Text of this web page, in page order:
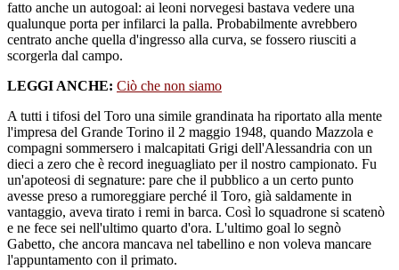
fatto anche un autogoal: ai leoni norvegesi bastava vedere una
qualunque porta per infilarci la palla. Probabilmente avrebbero
centrato anche quella d'ingresso alla curva, se fossero riusciti a
scorgerla dal campo.
LEGGI ANCHE: Ciò che non siamo
A tutti i tifosi del Toro una simile grandinata ha riportato alla mente
l'impresa del Grande Torino il 2 maggio 1948, quando Mazzola e
compagni sommersero i malcapitati Grigi dell'Alessandria con un
dieci a zero che è record ineguagliato per il nostro campionato. Fu
un'apoteosi di segnature: pare che il pubblico a un certo punto
avesse preso a rumoreggiare perché il Toro, già saldamente in
vantaggio, aveva tirato i remi in barca. Così lo squadrone si scatenò
e ne fece sei nell'ultimo quarto d'ora. L'ultimo goal lo segnò
Gabetto, che ancora mancava nel tabellino e non voleva mancare
l'appuntamento con il primato.